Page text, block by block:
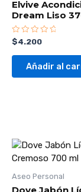
Elvive
Dream Liso
Valorado
con
0
$4.200
Añadir al
Aseo Personal